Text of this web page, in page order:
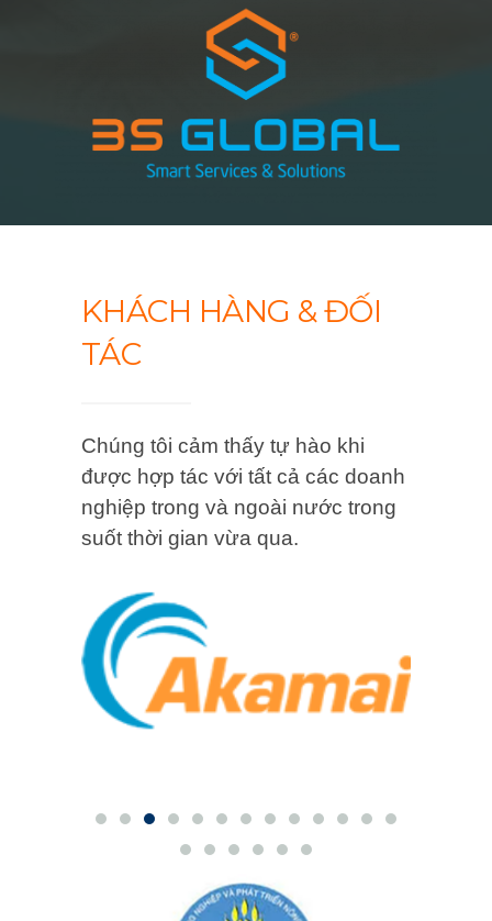
KHÁCH HÀNG & ĐỐI
TÁC
Chúng tôi cảm thấy tự hào khi
được hợp tác với tất cả các doanh
nghiệp trong và ngoài nước trong
suốt thời gian vừa qua.